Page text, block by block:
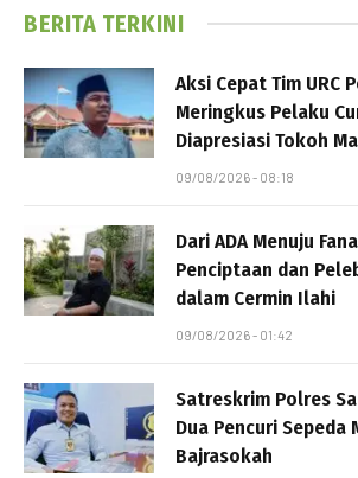
BERITA TERKINI
Aksi Cepat Tim URC
Meringkus Pelaku
Diapresiasi Tokoh
09/08/2026 - 08:18
Dari ADA Menuju
Penciptaan dan
dalam Cermin Ilahi
09/08/2026 - 01:42
Satreskrim Polres
Dua Pencuri Sepeda
Bajrasokah